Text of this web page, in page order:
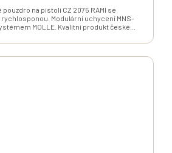
na pistoli CZ 2075 RAMI se
Modulární uchycení MNS-
MOLLE. Kvalitní produkt české...